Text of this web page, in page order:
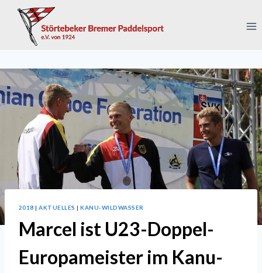
Inhalt
springen
2018 |AKTUELLES |KANU-WILDWASSER
Marcel ist U23-Doppel-
Europameister im Kanu-